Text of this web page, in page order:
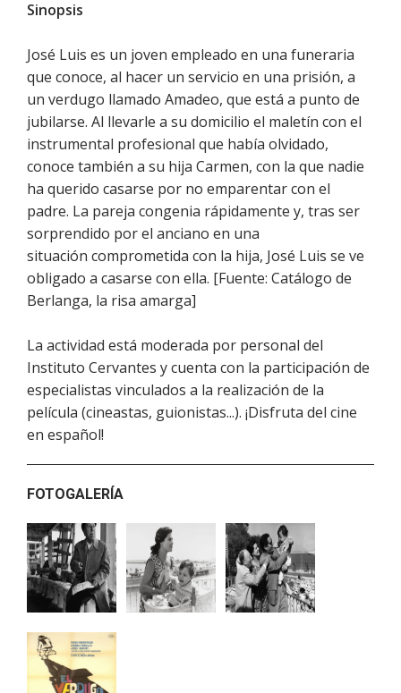
Sinopsis
José Luis es un joven empleado en una funeraria
que conoce, al hacer un servicio en una prisión, a
un verdugo llamado Amadeo, que está a punto de
jubilarse. Al llevarle a su domicilio el maletín con el
instrumental profesional que había olvidado,
conoce también a su hija Carmen, con la que nadie
ha querido casarse por no emparentar con el
padre. La pareja congenia rápidamente y, tras ser
sorprendido por el anciano en una
situación comprometida con la hija, José Luis se ve
obligado a casarse con ella. [Fuente: Catálogo de
Berlanga, la risa amarga]
La actividad está moderada por personal del
Instituto Cervantes y cuenta con la participación de
especialistas vinculados a la realización de la
película (cineastas, guionistas...). ¡Disfruta del cine
en español!
FOTOGALERÍA